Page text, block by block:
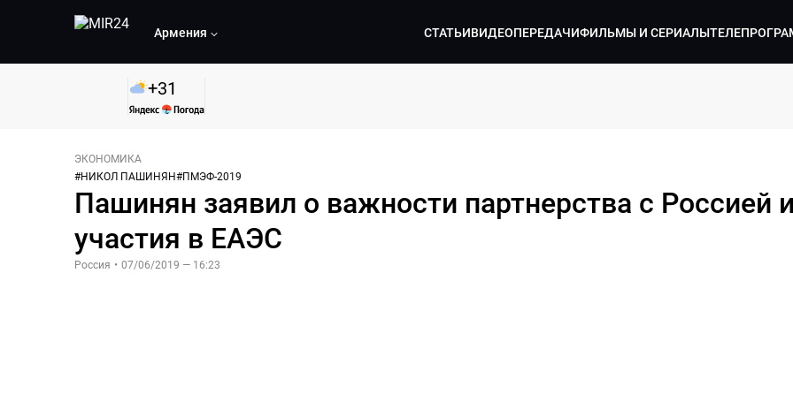
Армения СТАТЬИВИДЕОПЕРЕДАЧИФИЛЬМЫ И СЕРИАЛЫ
+31
ЭКОНОМИКА
#НИКОЛ ПАШИНЯН#ПМЭФ-2019
Пашинян заявил о важности партнерства с Россией и
участия в ЕАЭС
Россия • 07/06/2019 — 16:23